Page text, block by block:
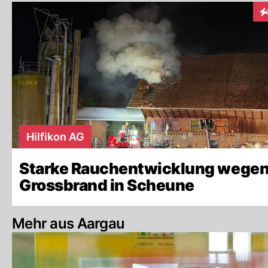
Hilfikon AG
Starke Rauchentwicklung
Grossbrand in Scheune
Mehr aus Aargau